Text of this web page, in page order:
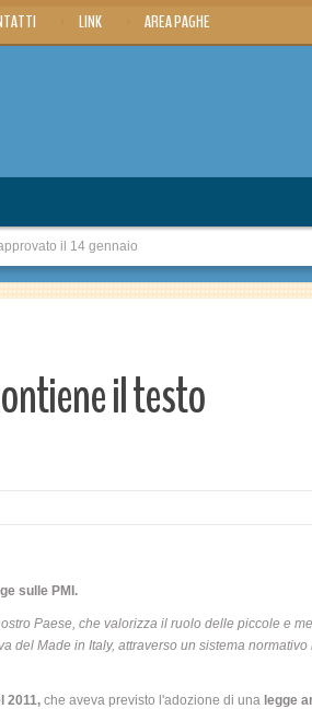
LINK AREA PAGHE
il 14 gennaio
il testo
sulle PMI.
Paese, che valorizza il ruolo delle piccole e
del Made in Italy, attraverso un sistema normativo
2011, che aveva previsto l'adozione di una legge